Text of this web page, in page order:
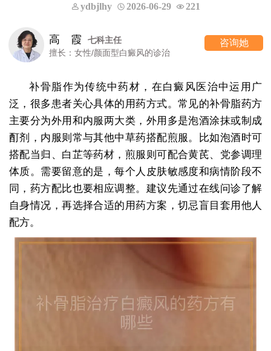
ydbjlhy 2026-06-29 221
高 霞
七科主任
擅长：女性/颜面型白癜风的诊治
咨询她
补骨脂作为传统中药材，在白癜风医治中运用广
泛，很多患者关心具体的用药方式。常见的补骨脂药方
主要分为外用和内服两大类，外用多是泡酒涂抹或制成
酊剂，内服则常与其他中草药搭配煎服。比如泡酒时可
搭配当归、白芷等药材，煎服则可配合黄芪、党参调理
体质。需要留意的是，每个人皮肤敏感度和病情阶段不
同，药方配比也要相应调整。建议先通过在线问诊了解
自身情况，再选择合适的用药方案，切忌盲目套用他人
配方。